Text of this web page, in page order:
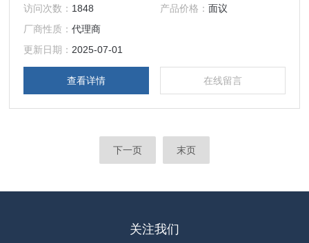
访问次数： 1848 产品价格： 面议
厂商性质：代理商
更新日期： 2025-07-01
查看详情 在线留言
下一页 末页
关注我们